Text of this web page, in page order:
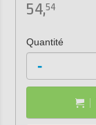
54,54
Quantité
-